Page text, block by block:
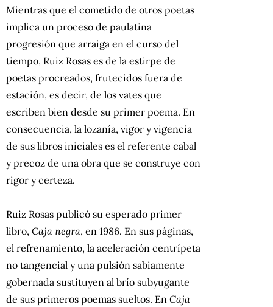
Mientras que el cometido de otros poetas
implica un proceso de paulatina
progresión que arraiga en el curso del
tiempo, Ruiz Rosas es de la estirpe de
poetas procreados, frutecidos fuera de
estación, es decir, de los vates que
escriben bien desde su primer poema. En
consecuencia, la lozanía, vigor y vigencia
de sus libros iniciales es el referente cabal
y precoz de una obra que se construye con
rigor y certeza.
Ruiz Rosas publicó su esperado primer
libro, Caja negra, en 1986. En sus páginas,
el refrenamiento, la aceleración centrípeta
no tangencial y una pulsión sabiamente
gobernada sustituyen al brío subyugante
de sus primeros poemas sueltos. En Caja